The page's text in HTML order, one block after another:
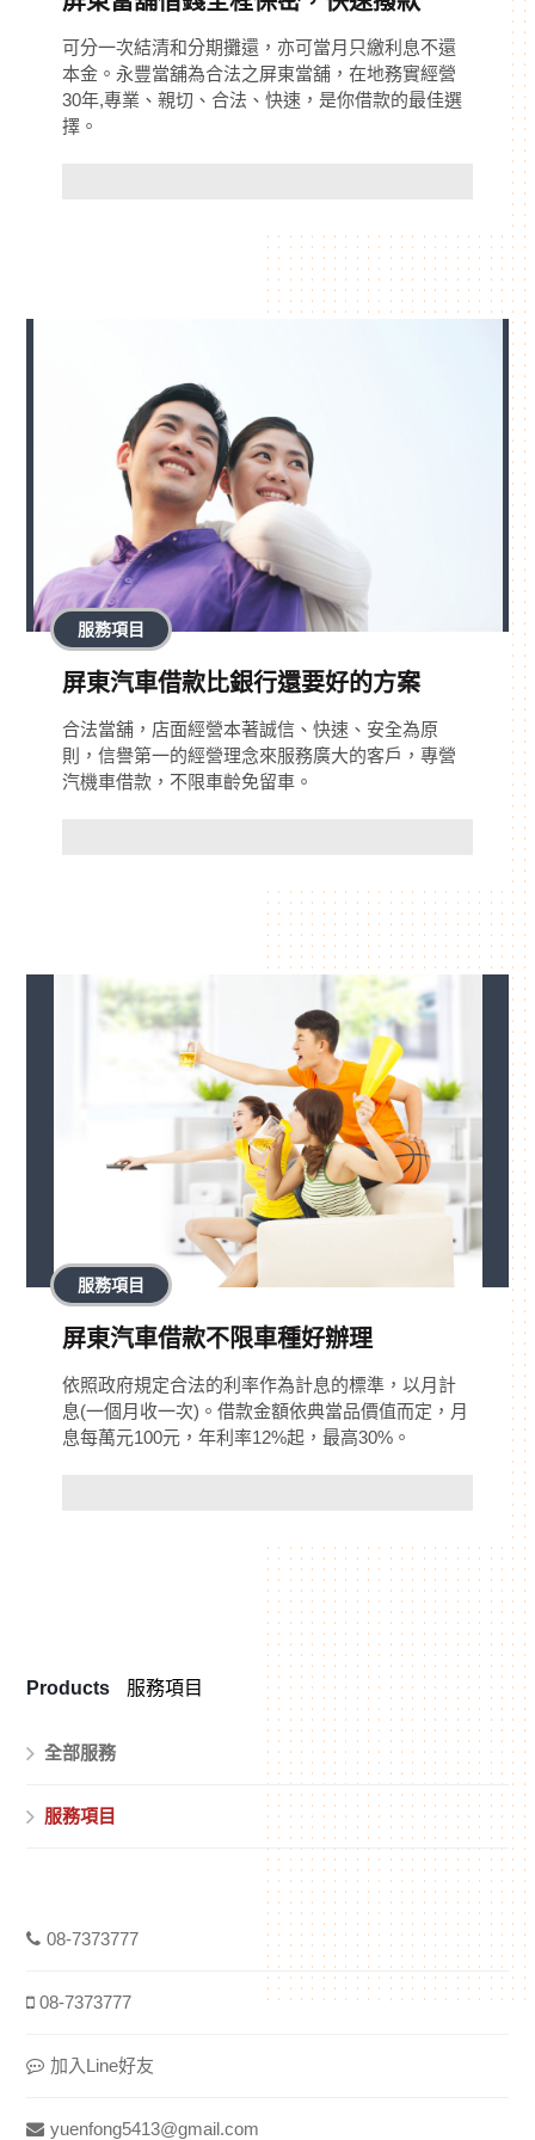
可分一次結清和分期攤還，亦可當月只繳利息不還
本金。永豐當舖為合法之屏東當舖，在地務實經營
30年,專業、親切、合法、快速，是你借款的最佳選
擇。
服務項目
屏東汽車借款比銀行還要好的方案
合法當舖，店面經營本著誠信、快速、安全為原
則，信譽第一的經營理念來服務廣大的客戶，專營
汽機車借款，不限車齡免留車。
服務項目
屏東汽車借款不限車種好辦理
依照政府規定合法的利率作為計息的標準，以月計
息(一個月收一次)。借款金額依典當品價值而定，月
息每萬元100元，年利率12%起，最高30%。
Products 服務項目
全部服務
服務項目
08-7373777
08-7373777
加入Line好友
yuenfong5413@gmail.com